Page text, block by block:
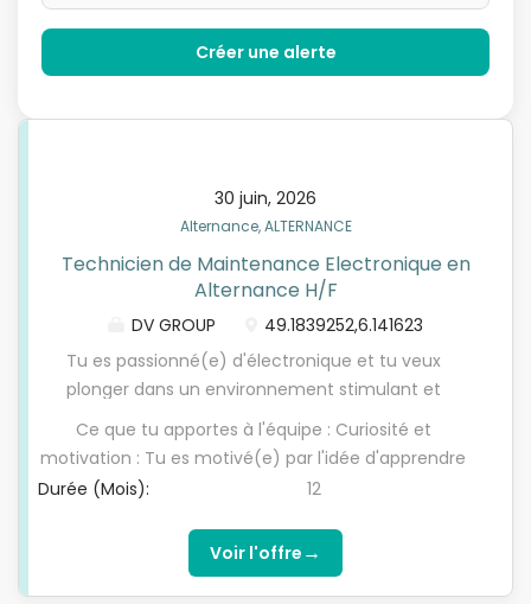
30 juin, 2026
Alternance, ALTERNANCE
Technicien de Maintenance Electronique en
Alternance H/F
DV GROUP
49.1839252,6.141623
Tu es passionné(e) d'électronique et tu veux
plonger dans un environnement stimulant et
innovant ? Nous avons une belle opportunité pour
toi ! Rejoins notre équipe dynamique pour une
alternance où tu pourras développer tes
compétences en maintenance électronique tout
en contribuant activement à des projets concrets
dans le domaine de l'électronique de puissance !
Ce que tu apportes à l'équipe : Curiosité et
motivation : Tu es motivé(e) par l'idée d'apprendre
sur le terrain et de relever des défis techniques.
en électronique et électrotechnique et souhaites
les approfondir dans un environnement réel. Esprit
Durée (Mois): 12
Voir l'offre →